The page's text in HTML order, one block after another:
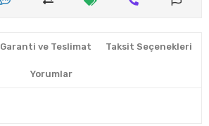
Garanti ve Teslimat Taksit Seçenekleri
Yorumlar